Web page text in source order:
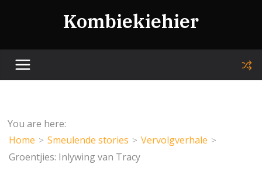
Kombiekiehier
You are here:
Home
Smeulende stories
Vervolgverhale
Groentjies: Inlywing van Tracy